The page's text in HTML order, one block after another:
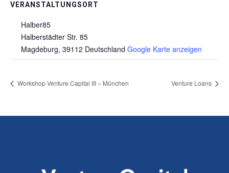
VERANSTALTUNGSORT
Halber85
Halberstädter Str. 85
Magdeburg, 39112 Deutschland Google Karte anzeigen
Workshop Venture Capital III – München Venture Loans